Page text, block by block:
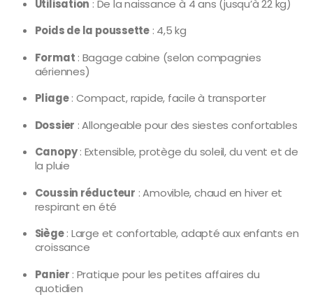
Utilisation : De la naissance à 4 ans (jusqu’à 22 kg)
Poids de la poussette : 4,5 kg
Format : Bagage cabine (selon compagnies
aériennes)
Pliage: Compact, rapide, facile à transporter
Dossier : Allongeable pour des siestes confortables
Canopy: Extensible, protège du soleil, du vent et de
la pluie
Coussin réducteur : Amovible, chaud en hiver et
respirant en été
Siège: Large et confortable, adapté aux enfants en
croissance
Panier : Pratique pour les petites affaires du
quotidien